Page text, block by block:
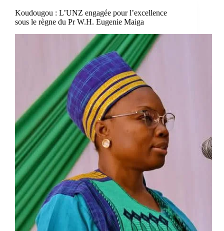
Koudougou : L’UNZ engagée pour l’excellence
sous le règne du Pr W.H. Eugenie Maiga